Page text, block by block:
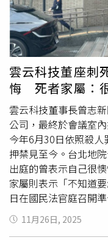
雲云科技董座刺
悔 死者家屬：
雲云科技董事長曾志
公司，最終於會議室
今年6月30日依照殺
押禁見至今。台北地
出庭的曾表示自己很
家屬則表示「不知道
日在國民法官庭召開
民法官抽選程序，目
上問話，過去就已經
11月26日, 2025